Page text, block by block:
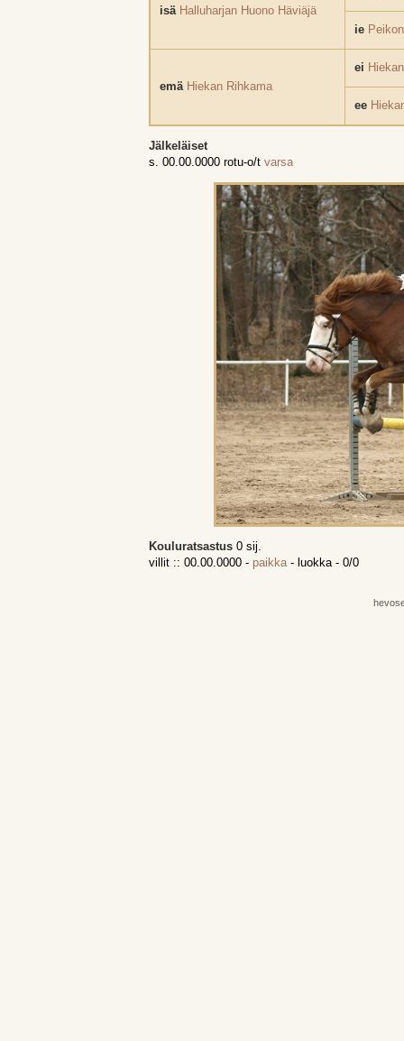
isä Halluharjan Huono Häviäjä
ie
emä Hiekan Rihkama
ei
ee
Jälkeläiset
s. 00.00.0000 rotu-o/t varsa
Kouluratsastus 0 sij.
villit :: 00.00.0000 - paikka - luokka - 0/0